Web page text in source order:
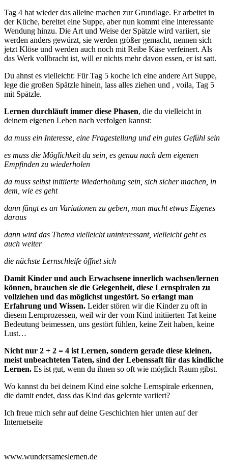
Tag 4 hat wieder das alleine machen zur Grundlage. Er arbeitet in
der Küche, bereitet eine Suppe, aber nun kommt eine interessante
Wendung hinzu. Die Art und Weise der Spätzle wird variiert, sie
werden anders gewürzt, sie werden größer gemacht, nennen sich
jetzt Klöse und werden auch noch mit Reibe Käse verfeinert. Als
das Werk vollbracht ist, will er nichts mehr davon essen, er ist satt.
Du ahnst es vielleicht: Für Tag 5 koche ich eine andere Art Suppe,
lege die großen Spätzle hinein, lass alles ziehen und , voila, Tag 5
mit Spätzle.
Lernen durchläuft immer diese Phasen, die du vielleicht in
deinem eigenen Leben nach verfolgen kannst:
da muss ein Interesse, eine Fragestellung und ein gutes Gefühl sein
es muss die Möglichkeit da sein, es genau nach dem eigenen
Empfinden zu wiederholen
da muss selbst initiierte Wiederholung sein, sich sicher machen, in
dem, wie es geht
dann fängt es an Variationen zu geben, man macht etwas Eigenes
daraus
dann wird das Thema vielleicht uninteressant, vielleicht geht es
auch weiter
die nächste Lernschleife öffnet sich
Damit Kinder und auch Erwachsene innerlich wachsen/lernen
können, brauchen sie die Gelegenheit, diese Lernspiralen zu
vollziehen und das möglichst ungestört. So erlangt man
Erfahrung und Wissen. Leider stören wir die Kinder zu oft in
diesem Lernprozessen, weil wir der vom Kind initiierten Tat keine
Bedeutung beimessen, uns gestört fühlen, keine Zeit haben, keine
Lust…
Nicht nur 2 + 2 = 4 ist Lernen, sondern gerade diese kleinen,
meist unbeachteten Taten, sind der Lebenssaft für das kindliche
Lernen. Es ist gut, wenn du ihnen so oft wie möglich Raum gibst.
Wo kannst du bei deinem Kind eine solche Lernspirale erkennen,
die damit endet, dass das Kind das gelernte variiert?
Ich freue mich sehr auf deine Geschichten hier unten auf der
Internetseite
www.wundersameslernen.de